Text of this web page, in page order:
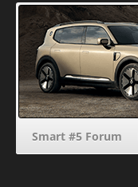
Smart #5 Forum